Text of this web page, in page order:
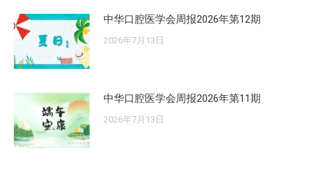
中华口腔医学会周报2026年第12期
2026年7月13日
中华口腔医学会周报2026年第11期
2026年7月13日